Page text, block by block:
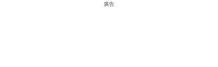
廣告